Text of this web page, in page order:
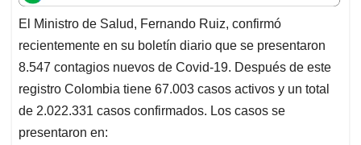
t
s
A
p
p
e
b
o
o
k
k
e
d
I
n
i
l
e
a
d
s
El Ministro de Salud, Fernando Ruiz, confirmó
recientemente en su boletín diario que se presentaron
8.547 contagios nuevos de Covid-19. Después de este
registro Colombia tiene 67.003 casos activos y un total
de 2.022.331 casos confirmados. Los casos se
presentaron en: